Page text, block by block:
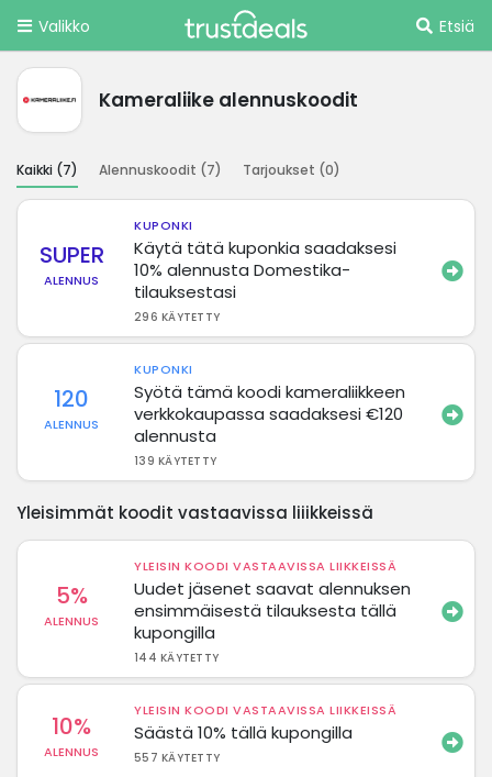
Valikko Etsiä
Kameraliike alennuskoodit
Kaikki (7) Alennuskoodit (7) Tarjoukset (0)
SUPER
ALENNUS
KUPONKI
Käytä tätä kuponkia saadaksesi
10% alennusta Domestika-
tilauksestasi
296 KÄYTETTY
120
ALENNUS
KUPONKI
Syötä tämä koodi kameraliikkeen
verkkokaupassa saadaksesi €120
alennusta
139 KÄYTETTY
Yleisimmät koodit vastaavissa liiikkeissä
5%
ALENNUS
YLEISIN KOODI VASTAAVISSA LIIKKEISSÄ
Uudet jäsenet saavat alennuksen
ensimmäisestä tilauksesta tällä
kupongilla
144 KÄYTETTY
10%
ALENNUS
YLEISIN KOODI VASTAAVISSA LIIKKEISSÄ
Säästä 10% tällä kupongilla
557 KÄYTETTY